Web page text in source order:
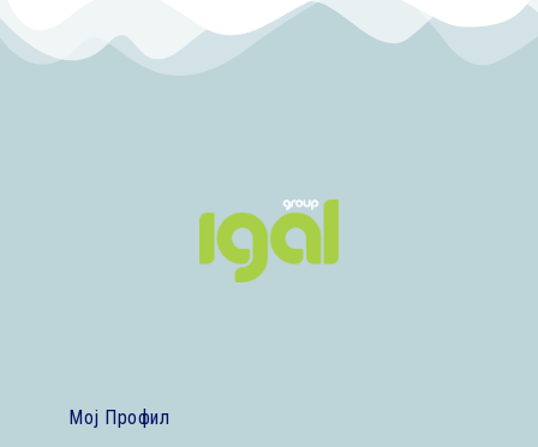
Мој Профил